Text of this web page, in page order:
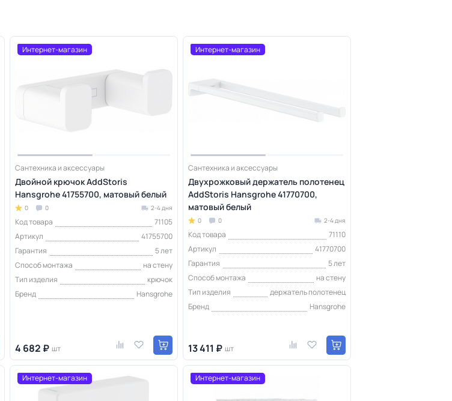
Интернет-магазин
Сантехника и аксессуары
Двойной крючок AddStoris
Hansgrohe 41755700, матовый белый
0 0 2-4 дня
Код товара
71105
Артикул
41755700
Гарантия
5 лет
Способ монтажа
на стену
Тип изделия
крючок
Бренд
Hansgrohe
4 682 ₽ шт
Интернет-магазин
Сантехника и аксессуары
Двухрожковый держатель полотенец
AddStoris Hansgrohe 41770700,
матовый белый
0 0 2-4 дня
Код товара
71110
Артикул
41770700
Гарантия
5 лет
Способ монтажа
на стену
Тип изделия
держатель полотенец
Бренд
Hansgrohe
13 411 ₽ шт
Интернет-магазин Интернет-магазин